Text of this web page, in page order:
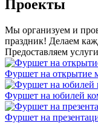
Проекты
Мы организуем и
праздник! Делаем
Предоставляем
Фуршет на открытие
Фуршет на юбилей
Фуршет на